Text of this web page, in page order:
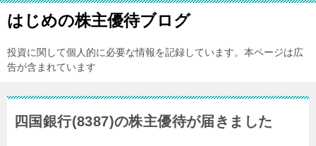
はじめの株主優待ブログ
投資に関して個人的に必要な情報を記録しています。本ページは広
告が含まれています
四国銀行(8387)の株主優待が届きました